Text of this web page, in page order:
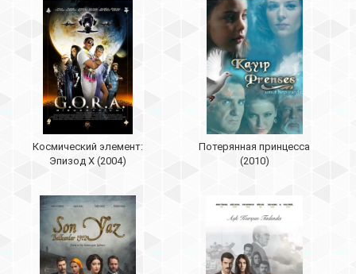
Космический элемент:
Эпизод X (2004)
Потерянная принцесса
(2010)